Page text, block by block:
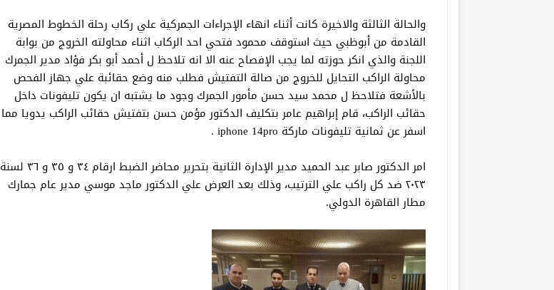
والحالة الثالثة والاخيرة كانت أثناء انهاء الإجراءات الجمركية علي ركاب رحلة الخطوط المصرية
القادمة من أبوظبي حيث استوقف محمود فتحي احد الركاب اثناء محاولته الخروج من بوابة
اللجنة والذي انكر حوزته لما يجب الإفصاح عنه الا انه تلاحظ ل أحمد أبو بكر فؤاد مدير الجمرك
محاولة الراكب التحايل للخروج من صالة التفتيش فطلب منه وضع حقائبة علي جهاز الفحص
بالأشعة فتلاحظ ل محمد سيد حسن مأمور الجمرك وجود ما يشتبه ان يكون تليفونات داخل
حقائب الراكب، قام إبراهيم عامر بتكليف الدكتور مؤمن حسن بتفتيش حقائب الراكب يدويا مما
اسفر عن ثمانية تليفونات ماركة iphone 14pro .
امر الدكتور صابر عبد الحميد مدير الإدارة الثانية بتحرير محاضر الضبط ارقام ٣٤ و ٣٥ و ٣٦ لسنة
٢٠٢٣ ضد كل راكب علي الترتيب، وذلك بعد العرض علي الدكتور ماجد موسي مدير عام جمارك
مطار القاهرة الدولي.